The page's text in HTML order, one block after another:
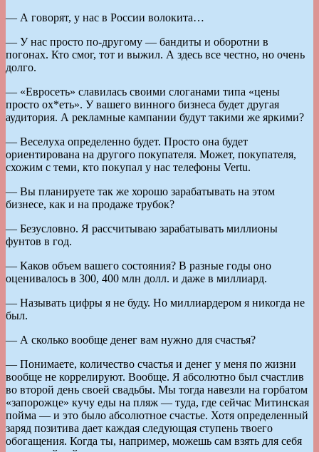
— А говорят, у нас в России волокита…
— У нас просто по-другому — бандиты и оборотни в
погонах. Кто смог, тот и выжил. А здесь все честно, но очень
долго.
— «Евросеть» славилась своими слоганами типа «цены
просто ох*еть». У вашего винного бизнеса будет другая
аудитория. А рекламные кампании будут такими же яркими?
— Веселуха определенно будет. Просто она будет
ориентирована на другого покупателя. Может, покупателя,
схожим с теми, кто покупал у нас телефоны Vertu.
— Вы планируете так же хорошо зарабатывать на этом
бизнесе, как и на продаже трубок?
— Безусловно. Я рассчитываю зарабатывать миллионы
фунтов в год.
— Каков объем вашего состояния? В разные годы оно
оценивалось в 300, 400 млн долл. и даже в миллиард.
— Называть цифры я не буду. Но миллиардером я никогда не
был.
— А сколько вообще денег вам нужно для счастья?
— Понимаете, количество счастья и денег у меня по жизни
вообще не коррелируют. Вообще. Я абсолютно был счастлив
во второй день своей свадьбы. Мы тогда навезли на горбатом
«запорожце» кучу еды на пляж — туда, где сейчас Митинская
пойма — и это было абсолютное счастье. Хотя определенный
заряд позитива дает каждая следующая ступень твоего
обогащения. Когда ты, например, можешь сам взять для себя